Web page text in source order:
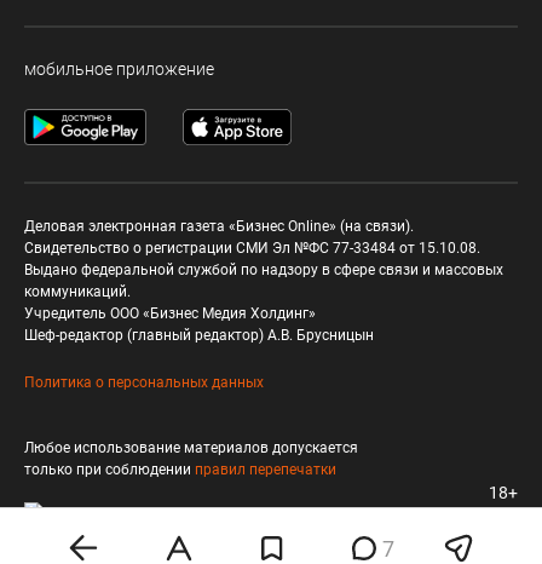
7
мобильное приложение
Деловая электронная газета «Бизнес Online» (на связи).
Свидетельство о регистрации СМИ Эл №ФС 77-33484 от 15.10.08.
Выдано федеральной службой по надзору в сфере связи и массовых
коммуникаций.
Учредитель ООО «Бизнес Медия Холдинг»
Шеф-редактор (главный редактор) А.В. Брусницын
Политика о персональных данных
Любое использование материалов допускается
только при соблюдении правил перепечатки
18+